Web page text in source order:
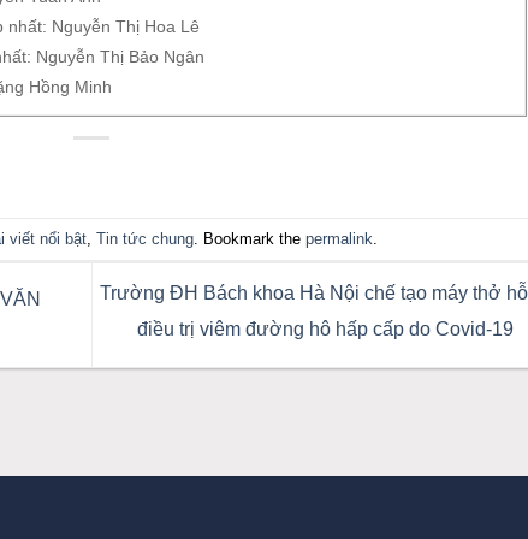
Nguyễn Thị Hoa Lê
Nguyễn Thị Bảo Ngân
Hồng Minh
viết nổi bật, Tin tức chung. Bookmark the permalink
Trường ĐH Bách khoa Hà Nội chế tạo máy thở
điều trị viêm đường hô hấp cấp do Covid-19